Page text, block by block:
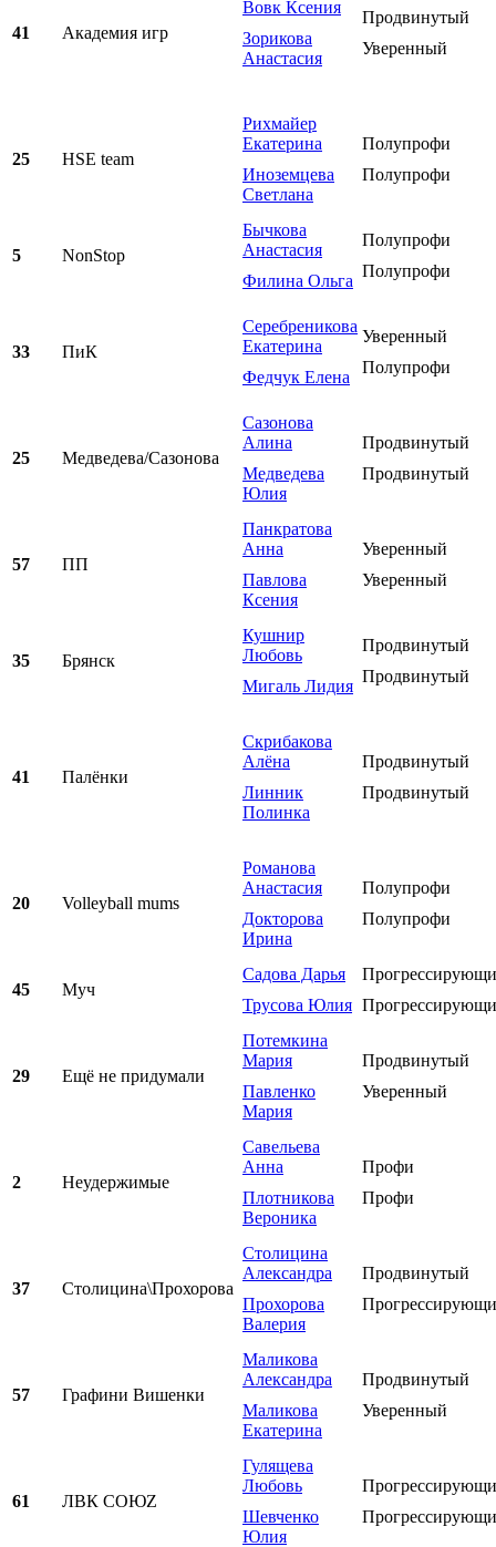
41 Академия игр
Вовк Ксения
Зорикова
Анастасия
Продвинутый
Уверенный
25 HSE team
Рихмайер
Екатерина
Иноземцева
Светлана
Полупрофи
Полупрофи
5 NonStop
Бычкова
Анастасия
Филина Ольга
Полупрофи
Полупрофи
33 ПиК
Серебреникова
Екатерина
Федчук Елена
Уверенный
Полупрофи
25 Медведева/Сазонова
Сазонова
Алина
Медведева
Юлия
Продвинутый
Продвинутый
57 ПП
Панкратова
Анна
Павлова
Ксения
Уверенный
Уверенный
35 Брянск
Кушнир
Любовь
Мигаль Лидия
Продвинутый
Продвинутый
41 Палёнки
Скрибакова
Алёна
Линник
Полинка
Продвинутый
Продвинутый
20 Volleyball mums
Романова
Анастасия
Докторова
Ирина
Полупрофи
Полупрофи
45 Муч
Садова Дарья
Трусова Юлия
29 Ещё не придумали
Потемкина
Мария
Павленко
Мария
Продвинутый
Уверенный
2 Неудержимые
Савельева
Анна
Плотникова
Вероника
Профи
Профи
37 Столицина\Прохорова
Столицина
Александра
Прохорова
Валерия
Продвинутый
57 Графини Вишенки
Маликова
Александра
Маликова
Екатерина
Продвинутый
Уверенный
61 ЛВК СОЮZ
Гулящева
Любовь
Шевченко
Юлия